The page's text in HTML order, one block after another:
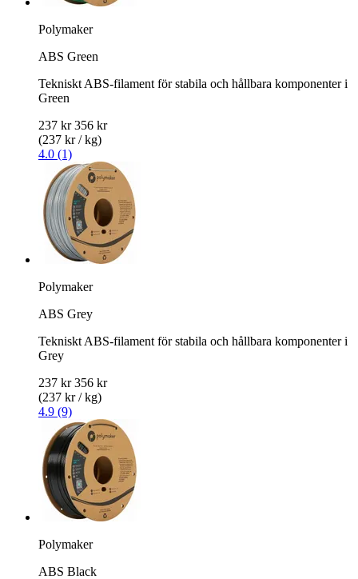
Polymaker
ABS Green
Tekniskt ABS-filament för stabila och hållbara komponenter i
Green
237 kr 356 kr
(237 kr / kg)
4.0 (1)
Polymaker
ABS Grey
Tekniskt ABS-filament för stabila och hållbara komponenter i
Grey
237 kr 356 kr
(237 kr / kg)
4.9 (9)
Polymaker
ABS Black